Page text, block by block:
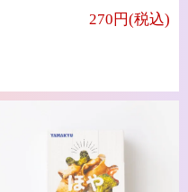
270円(税込)